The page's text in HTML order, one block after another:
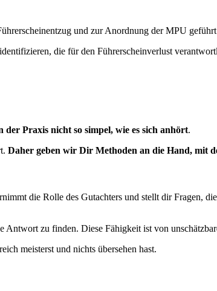
und zur Anordnung der MPU geführt
die für den Führerscheinverlust
der Praxis nicht so simpel, wie es sich anhört.
Daher geben wir Dir Methoden an die Hand, mit
die Rolle des Gutachters und stellt dir Fragen,
Antwort zu finden. Diese Fähigkeit ist von
meisterst und nichts übersehen hast.